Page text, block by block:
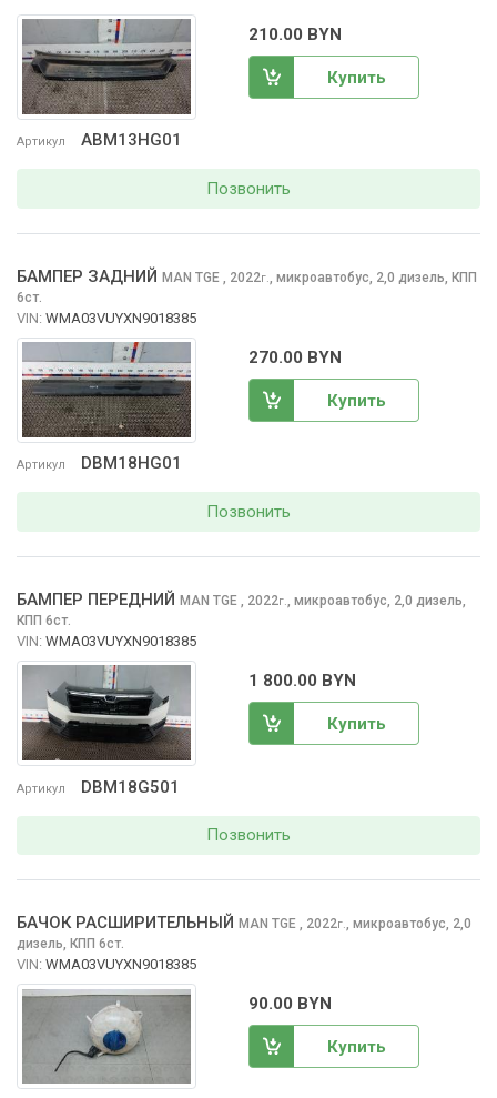
Артикул ABM13HG01
210.00 BYN
Купить
Позвонить
Артикул DBM18HG01
БАМПЕР ЗАДНИЙ MAN TGE , 2022г., микроавтобус, 2,0 дизель, КПП
6ст.
VIN: WMA03VUYXN9018385
270.00 BYN
Купить
Позвонить
Артикул DBM18G501
БАМПЕР ПЕРЕДНИЙ MAN TGE , 2022г., микроавтобус, 2,0 дизель,
КПП 6ст.
VIN: WMA03VUYXN9018385
1 800.00 BYN
Купить
Позвонить
БАЧОК РАСШИРИТЕЛЬНЫЙ MAN TGE , 2022г., микроавтобус, 2,0
дизель, КПП 6ст.
VIN: WMA03VUYXN9018385
90.00 BYN
Купить